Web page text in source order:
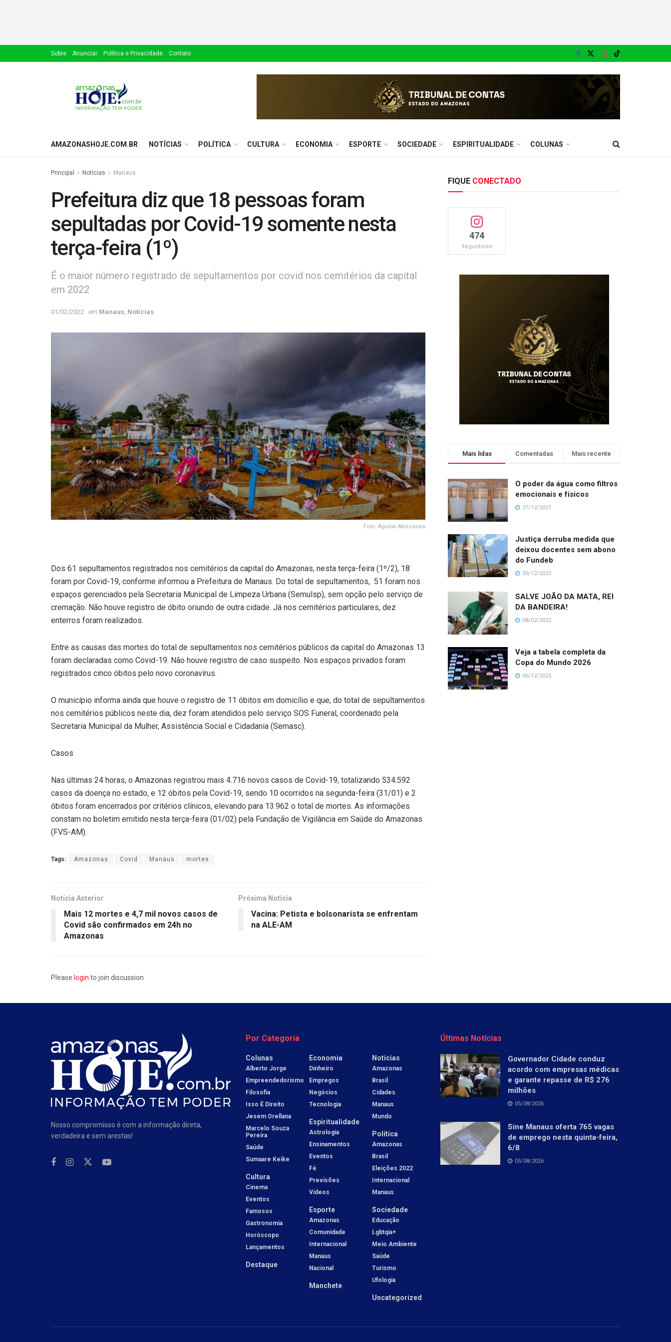
Sobre Anunciar Política e Privacidade Contato
AMAZONASHOJE.COM.BR NOTÍCIAS POLÍTICA CULTURA ECONOMIA ESPORTE SOCIEDADE ESPIRITUALIDADE COLUNAS
Principal Notícias Manaus
Prefeitura diz que 18 pessoas foram
sepultadas por Covid-19 somente nesta
terça-feira (1º)
É o maior número registrado de sepultamentos por covid nos cemitérios da capital
em 2022
01/02/2022 em Manaus Notícias
Foto: Aguilar Abecassis
Dos 61 sepultamentos registrados nos cemitérios da capital do Amazonas, nesta terça-feira (1º/2), 18
foram por Covid-19, conforme informou a Prefeitura de Manaus. Do total de sepultamentos, 51 foram nos
espaços gerenciados pela Secretaria Municipal de Limpeza Urbana (Semulsp), sem opção pelo serviço de
cremação. Não houve registro de óbito oriundo de outra cidade. Já nos cemitérios particulares, dez
enterros foram realizados.
Entre as causas das mortes do total de sepultamentos nos cemitérios públicos da capital do Amazonas 13
foram declaradas como Covid-19. Não houve registro de caso suspeito. Nos espaços privados foram
registrados cinco óbitos pelo novo coronavírus.
O município informa ainda que houve o registro de 11 óbitos em domicílio e que, do total de sepultamentos
nos cemitérios públicos neste dia, dez foram atendidos pelo serviço SOS Funeral, coordenado pela
Secretaria Municipal da Mulher, Assistência Social e Cidadania (Semasc).
Casos
Nas últimas 24 horas, o Amazonas registrou mais 4.716 novos casos de Covid-19, totalizando 534.592
casos da doença no estado, e 12 óbitos pela Covid-19, sendo 10 ocorridos na segunda-feira (31/01) e 2
óbitos foram encerrados por critérios clínicos, elevando para 13.962 o total de mortes. As informações
constam no boletim emitido nesta terça-feira (01/02) pela Fundação de Vigilância em Saúde do Amazonas
(FVS-AM).
Tags: Amazonas Covid Manaus mortes
Notícia Anterior
Mais 12 mortes e 4,7 mil novos casos de
Covid são confirmados em 24h no
Amazonas
Próxima Notícia
Vacina: Petista e bolsonarista se enfrentam
na ALE-AM
Please login to join discussion
FIQUE CONECTADO
474
Seguidores
Mais lidas Comentadas Mais recente
O poder da água como filtros
emocionais e físicos
27/12/2021
Justiça derruba medida que
deixou docentes sem abono
do Fundeb
30/12/2022
SALVE JOÃO DA MATA, REI
DA BANDEIRA!
08/02/2022
Veja a tabela completa da
Copa do Mundo 2026
06/12/2025
Nosso compromisso é com a informação direta,
verdadeira e sem arestas!
Por Categoria
Colunas
Alberto Jorge
Empreendedorismo
Filosofia
Isso É Direito
Jesem Orellana
Marcelo Souza
Pereira
Saúde
Sumaare Keike
Cultura
Cinema
Eventos
Famosos
Gastronomia
Horóscopo
Lançamentos
Destaque
Economia
Dinheiro
Empregos
Negócios
Tecnologia
Espiritualidade
Astrologia
Ensinamentos
Eventos
Fé
Previsões
Vídeos
Esporte
Amazonas
Comunidade
Internacional
Manaus
Nacional
Manchete
Notícias
Amazonas
Brasil
Cidades
Manaus
Mundo
Política
Amazonas
Brasil
Eleições 2022
Internacional
Manaus
Sociedade
Educação
Lgbtqia+
Meio Ambiente
Saúde
Turismo
Ufologia
Uncategorized
Últimas Notícias
Governador Cidade conduz
acordo com empresas médicas
e garante repasse de R$ 276
milhões
05/08/2026
Sine Manaus oferta 765 vagas
de emprego nesta quinta-feira,
6/8
05/08/2026